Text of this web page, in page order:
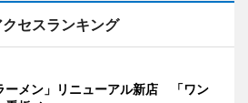
クセスランキング
ーメン」リニューアル新店 「ワン